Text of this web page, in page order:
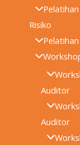
Risiko
Auditor
Auditor